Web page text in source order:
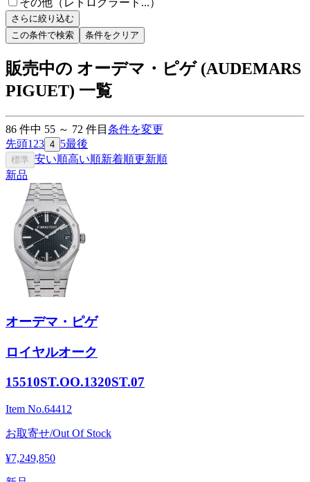
その他（レトログラード...）
さらに絞り込む
この条件で検索
条件をクリア
販売中の オーデマ・ピゲ (AUDEMARS
PIGUET) 一覧
86 件中 55 ～ 72 件目 条件を変更
先頭1 23 4 5最後
標準 安い順高い順新着順更新順
新品
オーデマ・ピゲ
ロイヤルオーク
15510ST.OO.1320ST.07
Item No.64412
お取寄せ/Out Of Stock
¥7,249,850